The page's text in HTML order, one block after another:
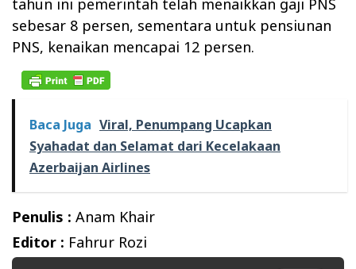
tahun ini pemerintah telah menaikkan gaji PNS
sebesar 8 persen, sementara untuk pensiunan
PNS, kenaikan mencapai 12 persen.
Baca Juga Viral, Penumpang Ucapkan
Syahadat dan Selamat dari Kecelakaan
Azerbaijan Airlines
Penulis : Anam Khair
Editor : Fahrur Rozi